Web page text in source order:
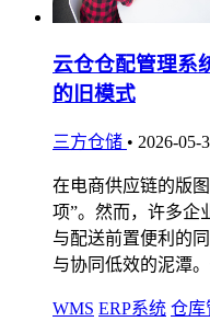
云仓仓配管理系
的旧模式
三方仓储 • 2026-05-
在电商供应链的版
项”。然而，许多企
与配送前置便利的
与协同低效的泥潭
WMS ERP系统 仓库